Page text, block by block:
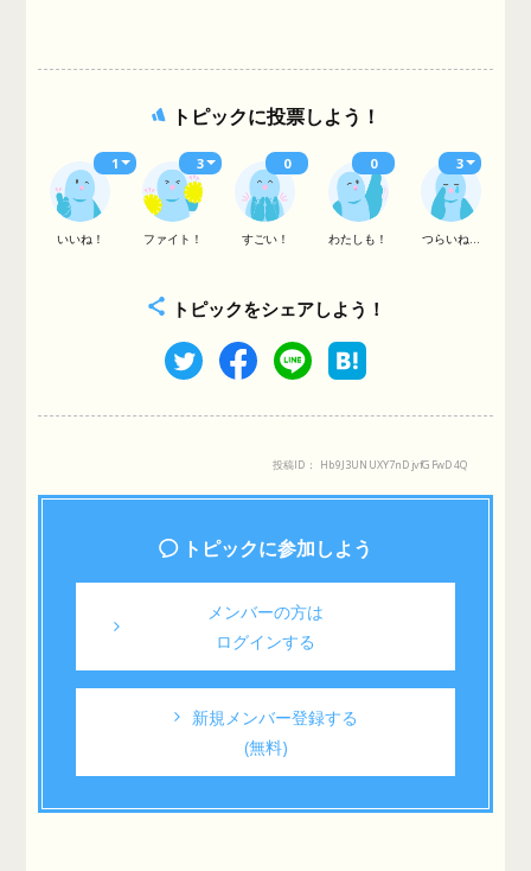
トピックに投票しよう！
いいね！ ファイト！ すごい！ わたしも！ つらいね...
1 3 0 0 3
トピックをシェアしよう！
投稿ID： Hb9J3UNUXY7nDjvfGFwD4Q
トピックに参加しよう
メンバーの方は
ログインする
新規メンバー登録する
(無料)